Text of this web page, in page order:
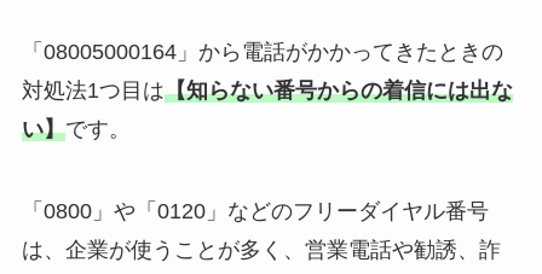
「08005000164」から電話がかかってきたときの
対処法1つ目は【知らない番号からの着信には出な
い】です。
「0800」や「0120」などのフリーダイヤル番号
は、企業が使うことが多く、 営業電話や勧誘、詐